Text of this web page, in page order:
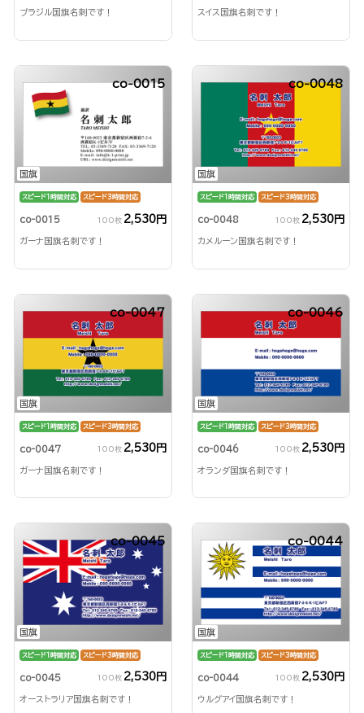
ブラジル国旗名刺です！ スイス国旗名刺です！
国旗
co-0015
スピード1時間対応 スピード3時間対応
co-0015 100枚 2,530円
ガーナ国旗名刺です！
国旗
co-0048
スピード1時間対応 スピード3時間対応
co-0048 100枚 2,530円
カメルーン国旗名刺です！
国旗
co-0047
スピード1時間対応 スピード3時間対応
co-0047 100枚 2,530円
ガーナ国旗名刺です！
国旗
co-0046
スピード1時間対応 スピード3時間対応
co-0046 100枚 2,530円
オランダ国旗名刺です！
国旗
co-0045
スピード1時間対応 スピード3時間対応
co-0045 100枚 2,530円
オーストラリア国旗名刺です！
国旗
co-0044
スピード1時間対応 スピード3時間対応
co-0044 100枚 2,530円
ウルグアイ国旗名刺です！